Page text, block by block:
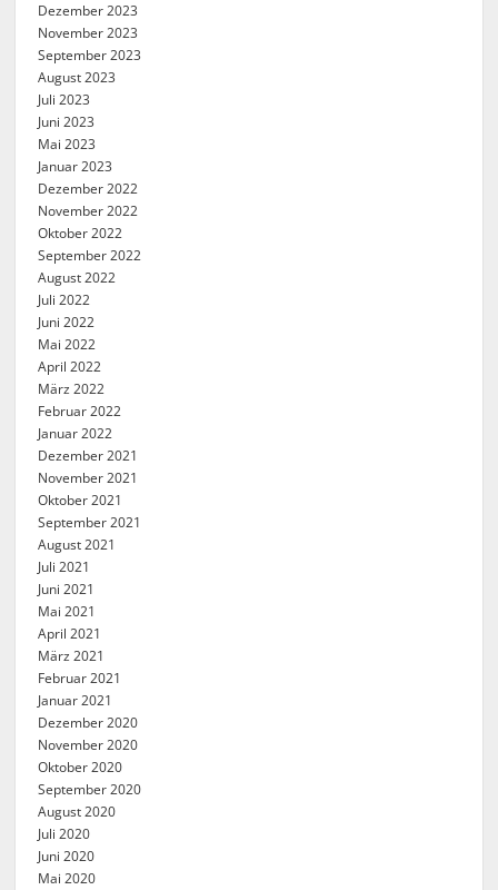
Dezember 2023
November 2023
September 2023
August 2023
Juli 2023
Juni 2023
Mai 2023
Januar 2023
Dezember 2022
November 2022
Oktober 2022
September 2022
August 2022
Juli 2022
Juni 2022
Mai 2022
April 2022
März 2022
Februar 2022
Januar 2022
Dezember 2021
November 2021
Oktober 2021
September 2021
August 2021
Juli 2021
Juni 2021
Mai 2021
April 2021
März 2021
Februar 2021
Januar 2021
Dezember 2020
November 2020
Oktober 2020
September 2020
August 2020
Juli 2020
Juni 2020
Mai 2020